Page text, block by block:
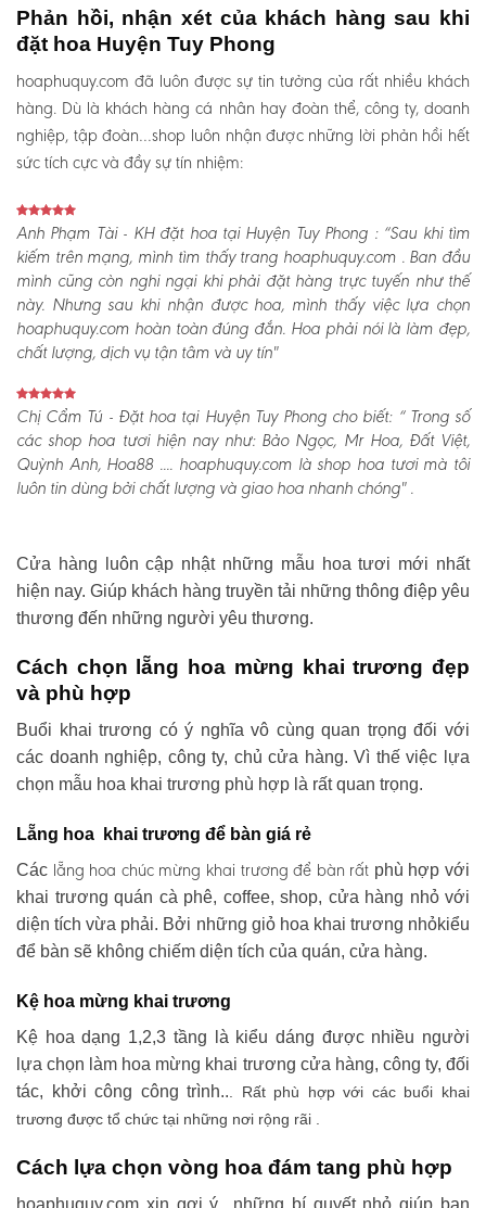
Phản hồi, nhận xét của khách hàng sau khi
đặt hoa Huyện Tuy Phong
hoaphuquy.com đã luôn được sự tin tưởng của rất nhiều khách
hàng. Dù là khách hàng cá nhân hay đoàn thể, công ty, doanh
nghiệp, tập đoàn…shop luôn nhận được những lời phản hồi hết
sức tích cực và đầy sự tín nhiệm:
Anh Phạm Tài - KH đặt hoa tại Huyện Tuy Phong :“Sau khi tìm
kiếm trên mạng, mình tìm thấy trang hoaphuquy.com . Ban đầu
mình cũng còn nghi ngại khi phải đặt hàng trực tuyến như thế
này. Nhưng sau khi nhận được hoa, mình thấy việc lựa chọn
hoaphuquy.com hoàn toàn đúng đắn. Hoa phải nói là làm đẹp,
chất lượng, dịch vụ tận tâm và uy tín"
Chị Cẩm Tú - Đặt hoa tại Huyện Tuy Phong cho biết:“ Trong số
các shop hoa tươi hiện nay như: Bảo Ngọc, Mr Hoa, Đất Việt,
Quỳnh Anh, Hoa88 .... hoaphuquy.com là shop hoa tươi mà tôi
luôn tin dùng bởi chất lượng và giao hoa nhanh chóng" .
Cửa hàng luôn cập nhật những mẫu hoa tươi mới nhất
hiện nay. Giúp khách hàng truyền tải những thông điệp yêu
thương đến những người yêu thương.
Cách chọn lẵng hoa mừng khai trương đẹp
và phù hợp
Buổi khai trương có ý nghĩa vô cùng quan trọng đối với
các doanh nghiệp, công ty, chủ cửa hàng. Vì thế việc lựa
chọn mẫu hoa khai trương phù hợp là rất quan trọng.
Lẵng hoa khai trương để bàn giá rẻ
Các lẵng hoa chúc mừng khai trương để bàn rất phù hợp với
khai trương quán cà phê, coffee, shop, cửa hàng nhỏ với
diện tích vừa phải. Bởi những giỏ hoa khai trương nhỏkiểu
để bàn sẽ không chiếm diện tích của quán, cửa hàng.
Kệ hoa mừng khai trương
Kệ hoa dạng 1,2,3 tầng là kiểu dáng được nhiều người
lựa chọn làm hoa mừng khai trương cửa hàng, công ty, đối
tác, khởi công công trình.. . Rất phù hợp với các buổi khai
trương được tổ chức tại những nơi rộng rãi .
Cách lựa chọn vòng hoa đám tang phù hợp